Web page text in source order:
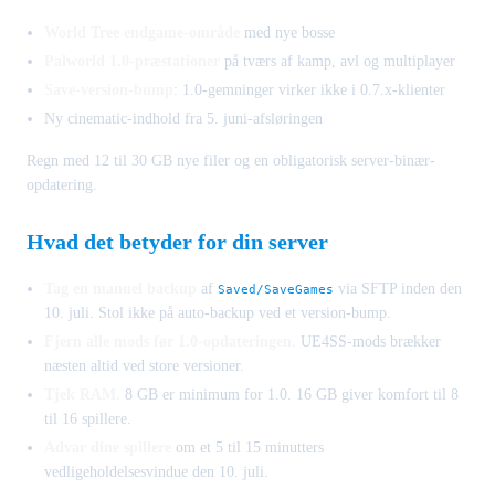
med nye bosse
på tværs af kamp, avl og multiplayer
: 1.0-gemninger virker ikke i 0.7.x-klienter
Ny cinematic-indhold fra 5. juni-afsløringen
Regn med 12 til 30 GB nye filer og en obligatorisk server-binær-
opdatering.
Hvad det betyder for din server
af Saved/SaveGames via SFTP inden den
10. juli. Stol ikke på auto-backup ved et version-bump.
UE4SS-mods brækker
næsten altid ved store versioner.
8 GB er minimum for 1.0. 16 GB giver komfort til 8
til 16 spillere.
om et 5 til 15 minutters
vedligeholdelsesvindue den 10. juli.